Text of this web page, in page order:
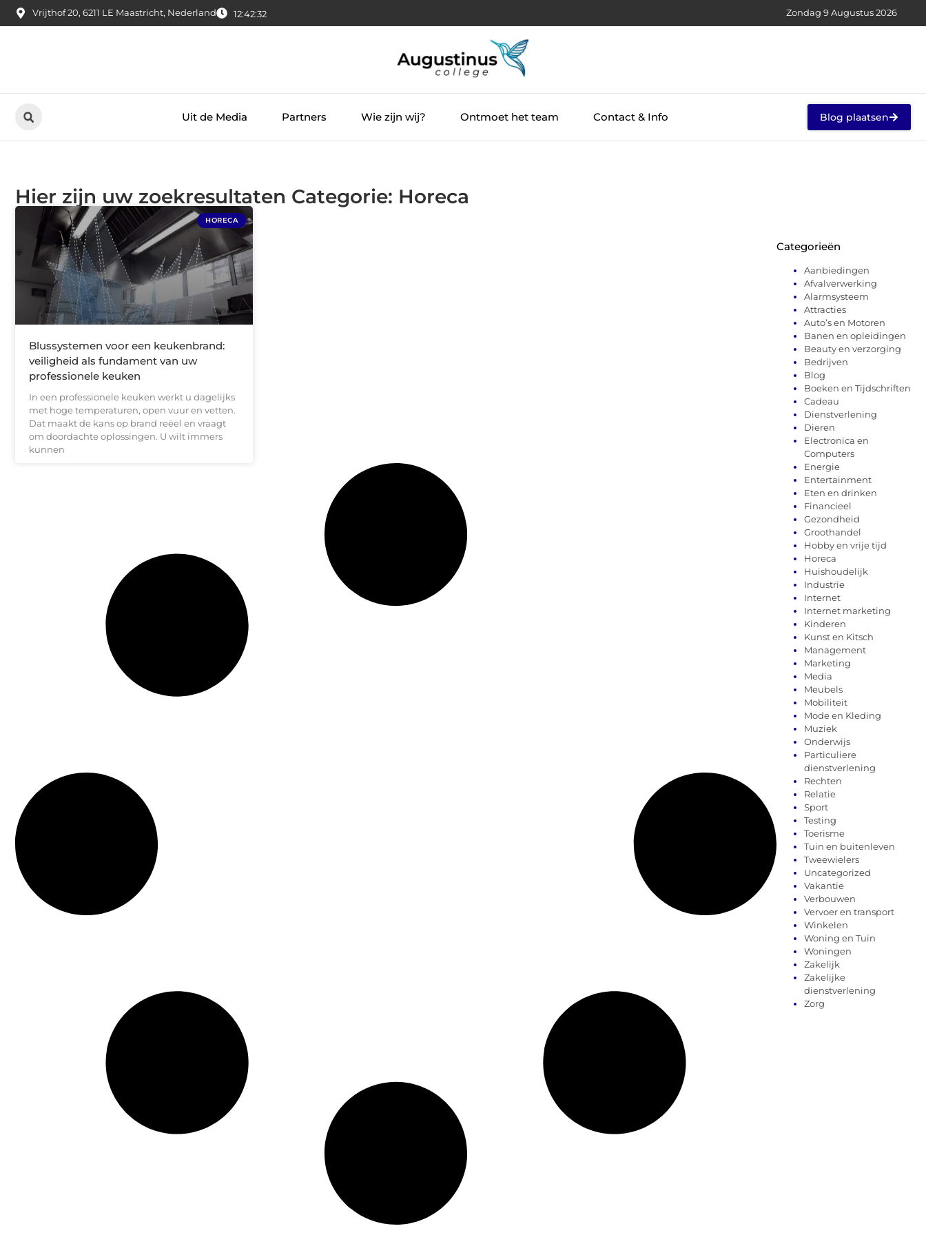
Vrijthof 20, 6211 LE Maastricht, Nederland 12:42:33 Zondag 9 Augustus 2026
Uit de Media Partners Wie zijn wij? Ontmoet het team Contact & Info Blog plaatsen
Hier zijn uw zoekresultaten Categorie: Horeca
HORECA
Blussystemen voor een keukenbrand:
veiligheid als fundament van uw
professionele keuken
In een professionele keuken werkt u dagelijks
met hoge temperaturen, open vuur en vetten.
Dat maakt de kans op brand reëel en vraagt
om doordachte oplossingen. U wilt immers
kunnen
Categorieën
Aanbiedingen
Afvalverwerking
Alarmsysteem
Attracties
Auto’s en Motoren
Banen en opleidingen
Beauty en verzorging
Bedrijven
Blog
Boeken en Tijdschriften
Cadeau
Dienstverlening
Dieren
Electronica en
Computers
Energie
Entertainment
Eten en drinken
Financieel
Gezondheid
Groothandel
Hobby en vrije tijd
Horeca
Huishoudelijk
Industrie
Internet
Internet marketing
Kinderen
Kunst en Kitsch
Management
Marketing
Media
Meubels
Mobiliteit
Mode en Kleding
Muziek
Onderwijs
Particuliere
dienstverlening
Rechten
Relatie
Sport
Testing
Toerisme
Tuin en buitenleven
Tweewielers
Uncategorized
Vakantie
Verbouwen
Vervoer en transport
Winkelen
Woning en Tuin
Woningen
Zakelijk
Zakelijke
dienstverlening
Zorg